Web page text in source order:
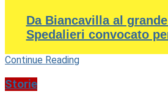
Da Biancavilla al
Spedalieri convocato
Continue Reading
Storie